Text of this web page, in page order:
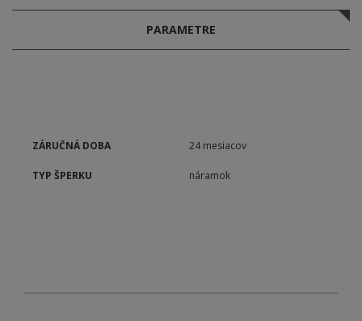
PARAMETRE
ZÁRUČNÁ DOBA 24 mesiacov
TYP ŠPERKU náramok